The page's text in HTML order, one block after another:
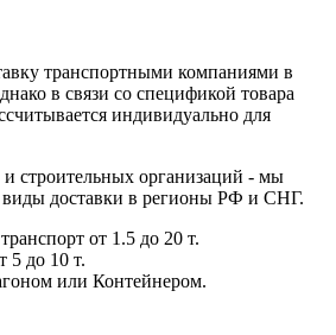
транспортными компаниями в
в связи со спецификой товара
индивидуально для
строительных организаций - мы
виды доставки в регионы РФ и СНГ.
от 1.5 до 20 т.
5 до 10 т.
или Контейнером.